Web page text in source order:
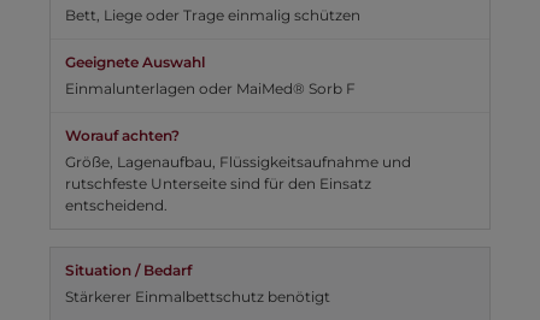
Bett, Liege oder Trage einmalig schützen
Einmalunterlagen oder MaiMed® Sorb F
Größe, Lagenaufbau, Flüssigkeitsaufnahme und
rutschfeste Unterseite sind für den Einsatz
entscheidend.
Stärkerer Einmalbettschutz benötigt